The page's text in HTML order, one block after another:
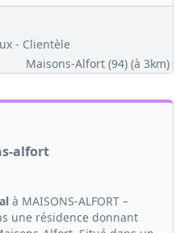
- Clientèle
Maisons-Alfort (94) (à 3km)
alfort
à MAISONS-ALFORT –
une résidence donnant